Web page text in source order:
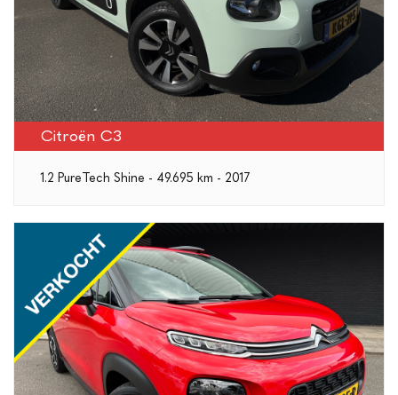
Citroën C3
1.2 PureTech Shine - 49.695 km - 2017